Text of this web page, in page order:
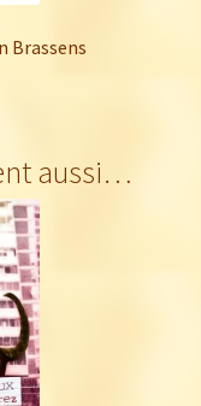
Brassens
aussi…